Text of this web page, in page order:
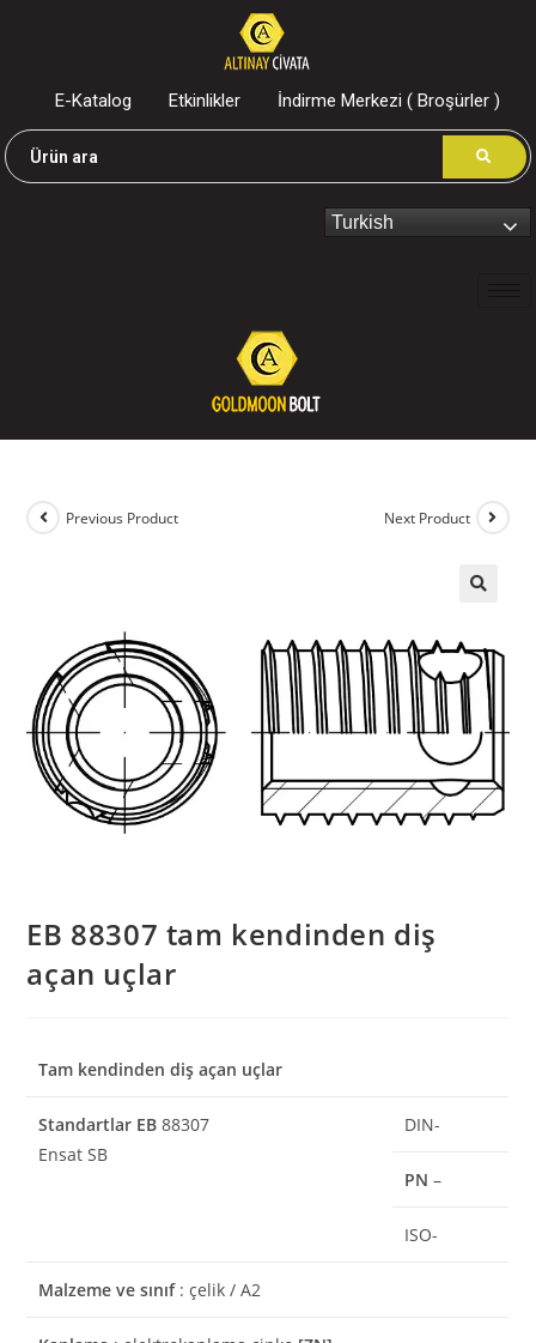
E-Katalog Etkinlikler İndirme Merkezi ( Broşürler )
Turkish
Previous Product Next Product
EB 88307 tam kendinden diş
açan uçlar
Tam kendinden diş açan uçlar
Standartlar EB 88307
Ensat SB
DIN-
PN –
ISO-
Malzeme ve sınıf: çelik / A2